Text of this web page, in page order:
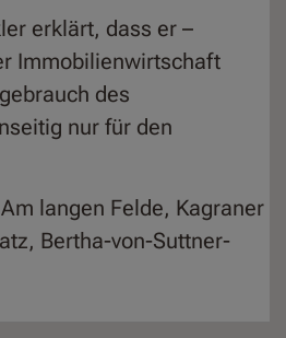
erklärt, dass er –
Immobilienwirtschaft
des
nur für den
langen Felde, Kagraner
Bertha-von-Suttner-